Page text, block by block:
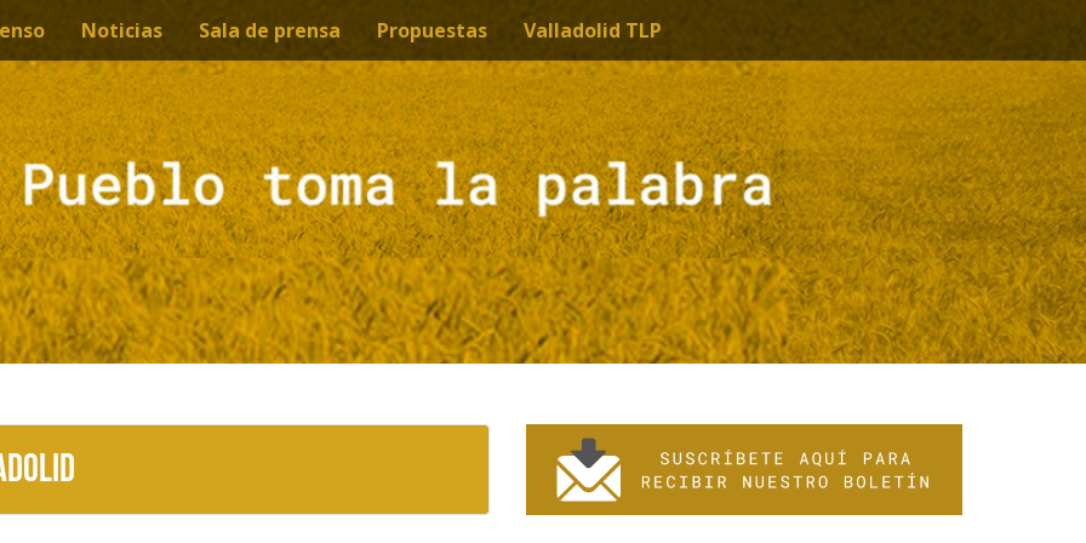
Noticias Sala de prensa Propuestas Valladolid TLP